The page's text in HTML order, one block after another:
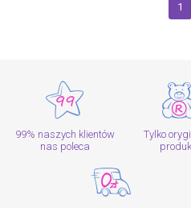
1
99% naszych klientów
nas poleca
Tylko